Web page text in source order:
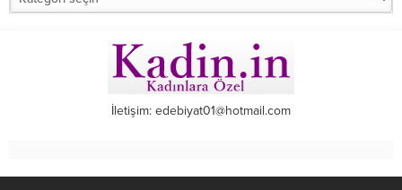
İletişim: edebiyat01@hotmail.com